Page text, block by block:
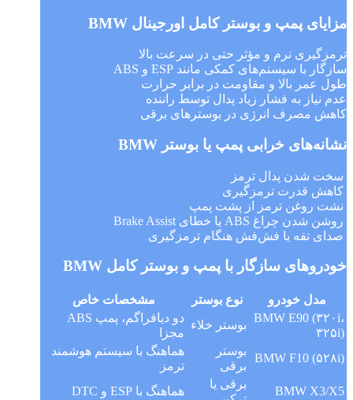
مزایای پمپ و بوستر کامل اورجینال BMW
ترمزگیری نرم و مؤثر حتی در سرعت بالا
سازگار با سیستم‌های کمکی مانند ESP و ABS
طول عمر بالا و مقاومت در برابر حرارت
عدم نیاز به فشار زیاد پدال توسط راننده
کاهش مصرف انرژی در بوسترهای برقی
نشانه‌های خرابی پمپ یا بوستر BMW
سخت شدن پدال ترمز
کاهش قدرت ترمزگیری
نشت روغن ترمز از پشت پمپ
روشن شدن چراغ ABS یا خطای Brake Assist
صدای تقه یا فش‌فش هنگام ترمزگیری
خودروهای سازگار با پمپ و بوستر کامل BMW
مدل خودرو نوع بوستر
مشخصات خاص
BMW E90 (۳۲۰i،
۳۲۵i)
بوستر خلاء
دو دیافراگم، پمپ ABS
مجزا
BMW F10 (۵۲۸i)
بوستر
برقی
هماهنگ با سیستم هوشمند
ترمز
BMW X3/X5
برقی یا
هماهنگ با ESP و DTC